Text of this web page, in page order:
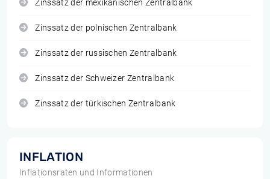
Zinssatz der mexikanischen Zentralbank
Zinssatz der polnischen Zentralbank
Zinssatz der russischen Zentralbank
Zinssatz der Schweizer Zentralbank
Zinssatz der türkischen Zentralbank
INFLATION
Inflationsraten und Informationen